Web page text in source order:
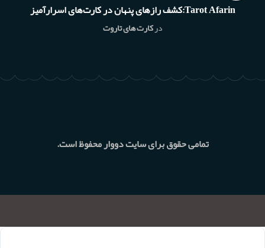
Tarot Afarin:کشف رازهای پنهان در کارت‌های اسرارآمیز
درکارت های تاروت
تمامی حقوق برای سایت دووار محفوظ است.